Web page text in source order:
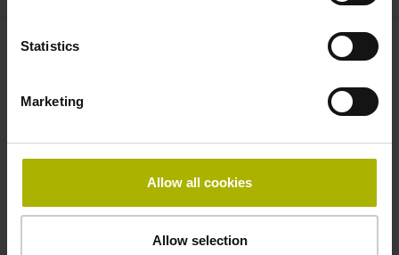
Statistics
Marketing
Allow all cookies
Allow selection
전자장비용 제품문의
info@heidenhain.co.kr
현지 대리점을 확인하십시오
개요 참조